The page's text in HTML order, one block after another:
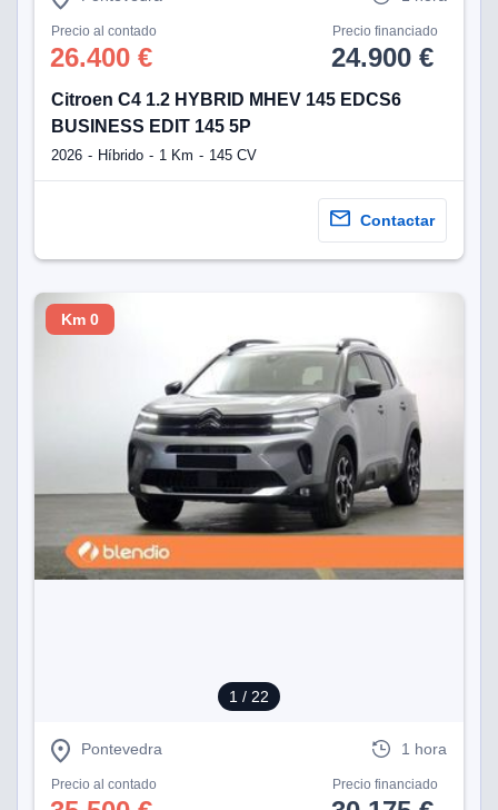
Precio al contado
26.400 €
Precio financiado
24.900 €
Citroen C4 1.2 HYBRID MHEV 145 EDCS6
BUSINESS EDIT 145 5P
2026 Híbrido 1 Km 145 CV
Contactar
1 / 22
Km 0
Pontevedra 1 hora
Precio al contado Precio financiado